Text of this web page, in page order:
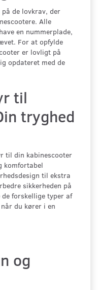
de lovkrav, der
Alle
en nummerplade,
For at opfylde
er lovligt på
opdateret med de
til
tryghed
til din kabinescooter
komfortabel
til ekstra
sikkerheden på
forskellige typer af
du kører i en
og